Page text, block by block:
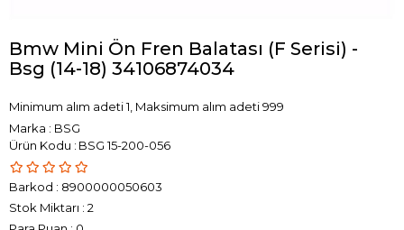
Bmw Mini Ön Fren Balatası (F Serisi) -
Bsg (14-18) 34106874034
Minimum alım adeti 1, Maksimum alım adeti 999
Marka : BSG
BSG 15-200-056
Barkod : 8900000050603
Stok Miktarı : 2